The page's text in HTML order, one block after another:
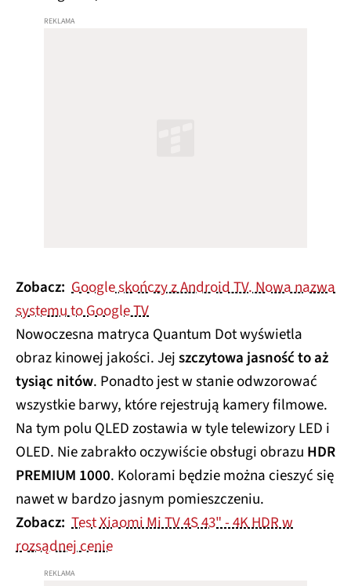
Zobacz: Google skończy z Android TV. Nowa nazwa
systemu to Google TV
Nowoczesna matryca Quantum Dot wyświetla
obraz kinowej jakości. Jejszczytowa jasność to aż
tysiąc nitów. Ponadto jest w stanie odwzorować
wszystkie barwy, które rejestrują kamery filmowe.
Na tym polu QLED zostawia w tyle telewizory LED i
OLED. Nie zabrakło oczywiście obsługi obrazu HDR
PREMIUM 1000. Kolorami będzie można cieszyć się
nawet w bardzo jasnym pomieszczeniu.
Zobacz: Test Xiaomi Mi TV 4S 43" - 4K HDR w
rozsądnej cenie